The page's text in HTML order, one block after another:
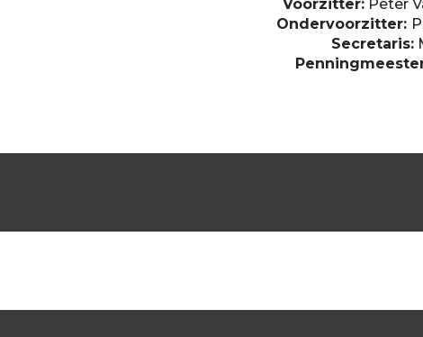
Voorzitter: Peter
Ondervoorzitter:
Secretaris: